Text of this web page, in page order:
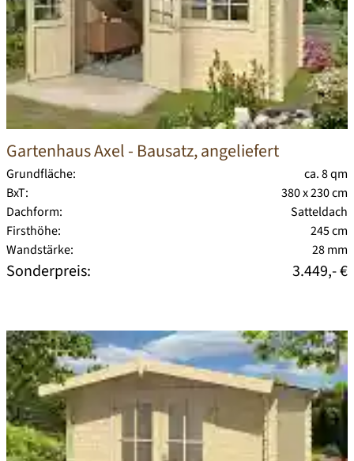
Gartenhaus Axel- Bausatz, angeliefert
Grundfläche:
ca. 8 qm
BxT:
380 x 230 cm
Dachform:
Satteldach
Firsthöhe:
245 cm
Wandstärke:
28 mm
Sonderpreis: 3.449,- €